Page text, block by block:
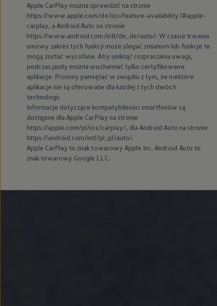
Apple CarPlay można sprawdzić na stronie
https://www.apple.com/de/ios/feature-availability/#apple-
carplay, a Android Auto na stronie
https://www.android.com/intl/de_de/auto/. W czasie trwania
umowy zakres tych funkcji może ulegać zmianom lub funkcje te
mogą zostać wycofane. Aby uniknąć rozpraszania uwagi,
podczas jazdy można uruchamiać tylko certyfikowane
aplikacje. Prosimy pamiętać w związku z tym, że niektóre
aplikacje nie są oferowane dla każdej z tych dwóch
technologii.
Informacje dotyczące kompatybilności smartfonów są
dostępne dla Apple CarPlay na stronie
https://apple.com/pl/ios/carplay/, dla Android Auto na stronie
https://android.com/intl/pl_pl/auto/.
Apple CarPlay to znak towarowy Apple Inc. Android Auto to
znak towarowy Google LLC.